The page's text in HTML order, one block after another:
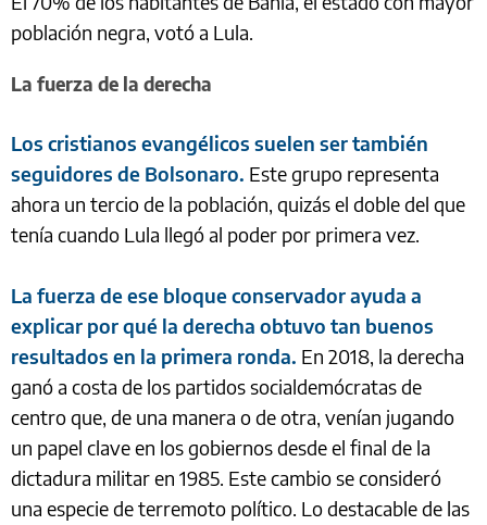
población negra, votó a Lula.
La fuerza de la derecha
Los cristianos evangélicos suelen ser también
seguidores de Bolsonaro. Este grupo representa
ahora un tercio de la población, quizás el doble del que
tenía cuando Lula llegó al poder por primera vez.
La fuerza de ese bloque conservador ayuda a
explicar por qué la derecha obtuvo tan buenos
resultados en la primera ronda. En 2018, la derecha
ganó a costa de los partidos socialdemócratas de
centro que, de una manera o de otra, venían jugando
un papel clave en los gobiernos desde el final de la
dictadura militar en 1985. Este cambio se consideró
una especie de terremoto político. Lo destacable de las